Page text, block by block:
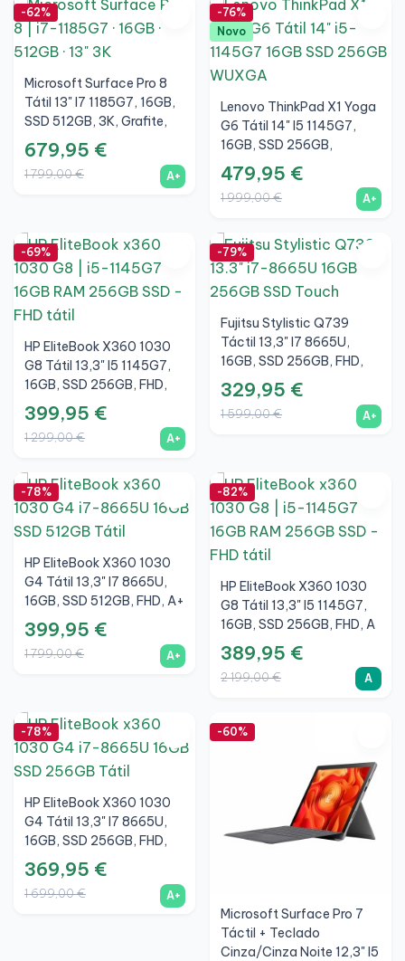
-62%
Microsoft Surface Pro 8
Tátil 13" I7 1185G7, 16GB,
SSD 512GB, 3K, Grafite,
A+
679,95 €
1 799,00 € A+
-76%
Novo
Lenovo ThinkPad X1 Yoga
G6 Tátil 14" I5 1145G7,
16GB, SSD 256GB,
WUXGA, A+
479,95 €
1 999,00 € A+
-69%
HP EliteBook X360 1030
G8 Tátil 13,3" I5 1145G7,
16GB, SSD 256GB, FHD,
A+
399,95 €
1 299,00 € A+
-79%
Fujitsu Stylistic Q739
Táctil 13,3" I7 8665U,
16GB, SSD 256GB, FHD,
A+
329,95 €
1 599,00 € A+
-78%
HP EliteBook X360 1030
G4 Tátil 13,3" I7 8665U,
16GB, SSD 512GB, FHD, A+
399,95 €
1 799,00 € A+
-82%
HP EliteBook X360 1030
G8 Tátil 13,3" I5 1145G7,
16GB, SSD 256GB, FHD, A
389,95 €
2 199,00 € A
-78%
HP EliteBook X360 1030
G4 Tátil 13,3" I7 8665U,
16GB, SSD 256GB, FHD,
A+
369,95 €
1 699,00 € A+
-60%
Microsoft Surface Pro 7
Táctil + Teclado
Cinza/Cinza Noite 12,3" I5